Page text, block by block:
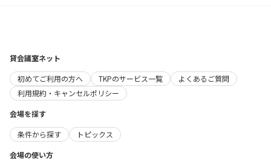
貸会議室ネット
初めてご利用の方へ
TKPのサービス一覧
よくあるご質問
利用規約・キャンセルポリシー
会場を探す
条件から探す
トピックス
会場の使い方